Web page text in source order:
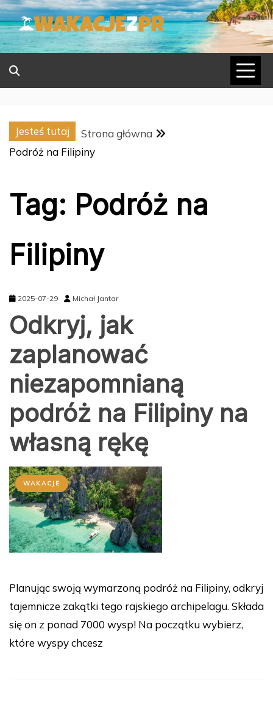
Skip
to
content
Jesteś tutaj
Strona główna
Podróż na Filipiny
Tag: Podróż na
Filipiny
2025-07-29 Michał Jantar
Odkryj, jak
zaplanować
niezapomnianą
podróż na Filipiny na
własną rękę
WAKACJE
Planując swoją wymarzoną podróż na Filipiny, odkryj
tajemnicze zakątki tego rajskiego archipelagu. Składa
się on z ponad 7000 wysp! Na początku wybierz,
które wyspy chcesz